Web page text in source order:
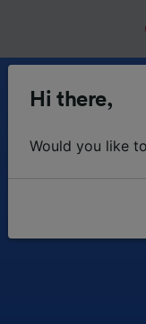
Hi there,
Would you like